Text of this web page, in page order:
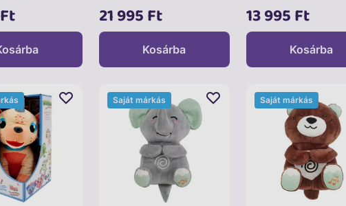
21 995 Ft
Kosárba
13 995 Ft
Kosárba
Saját márkás Saját márkás